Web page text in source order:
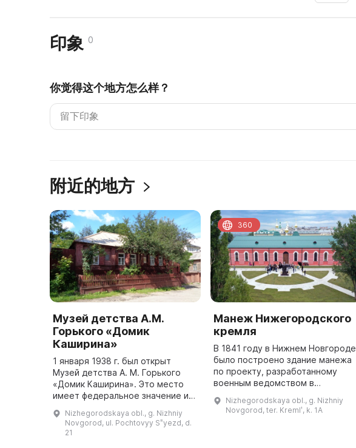
印象 0
你觉得这个地方怎么样？
附近的地方
Музей детства А.М.
Горького «Домик
Каширина»
1 января 1938 г. был открыт
Музей детства А. М. Горького
«Домик Каширина». Это место
имеет федеральное значение и
также является местом
действия автобиографической
Nizhegorodskaya obl., g. Nizhniy
Novgorod, ul. Pochtovyy Sʺyezd, d.
21
Манеж Нижегородского
кремля
В 1841 году в Нижнем Новгороде
было построено здание манежа
по проекту, разработанному
военным ведомством в
градостроительных
мероприятий, утвержденным
Nizhegorodskaya obl., g. Nizhniy
Novgorod, ter. Kremlʹ, k. 1A
360